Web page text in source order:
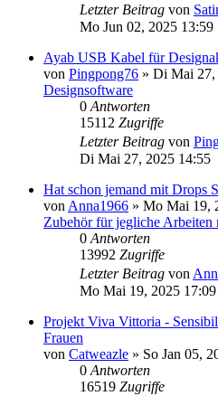
Letzter Beitrag von
Mo Jun 02, 2025 13:59
Ayab USB Kabel für
von Pingpong76 » Di Mai 27,
Designsoftware
0 Antworten
15112 Zugriffe
Letzter Beitrag von
Di Mai 27, 2025 14:55
Hat schon jemand mit Drops
von Anna1966 » Mo Mai 19,
Zubehör für jegliche Arbeiten
0 Antworten
13992 Zugriffe
Letzter Beitrag von
Mo Mai 19, 2025 17:09
Projekt Viva Vittoria -
Frauen
von Catweazle » So Jan 05,
0 Antworten
16519 Zugriffe